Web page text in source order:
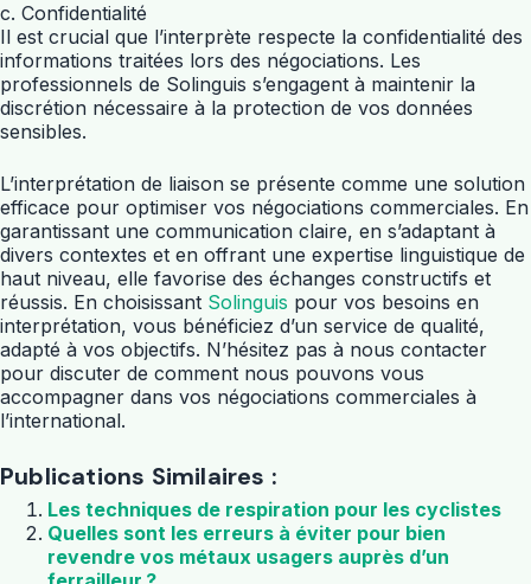
c. Confidentialité
Il est crucial que l’interprète respecte la confidentialité des
informations traitées lors des négociations. Les
professionnels de Solinguis s’engagent à maintenir la
discrétion nécessaire à la protection de vos données
sensibles.
L’interprétation de liaison se présente comme une solution
efficace pour optimiser vos négociations commerciales. En
garantissant une communication claire, en s’adaptant à
divers contextes et en offrant une expertise linguistique de
haut niveau, elle favorise des échanges constructifs et
réussis. En choisissant Solinguis pour vos besoins en
interprétation, vous bénéficiez d’un service de qualité,
adapté à vos objectifs. N’hésitez pas à nous contacter
pour discuter de comment nous pouvons vous
accompagner dans vos négociations commerciales à
l’international.
Publications Similaires :
Les techniques de respiration pour les cyclistes
Quelles sont les erreurs à éviter pour bien
revendre vos métaux usagers auprès d’un